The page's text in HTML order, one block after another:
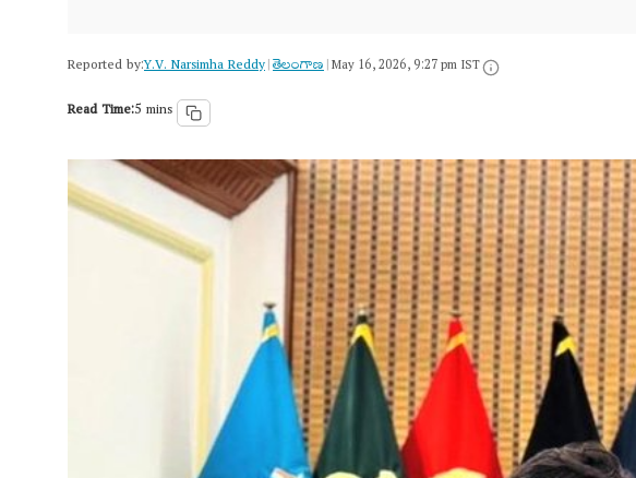
Reported by:Y.V. Narsimha Reddy|తెలంగాణ‌|May 16, 2026, 9:27 pm IST
Read Time:5 mins